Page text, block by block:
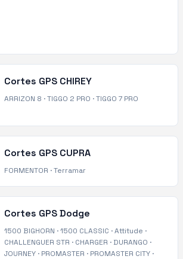
Cortes GPS CHIREY
ARRIZON 8 ·TIGGO 2 PRO ·TIGGO 7 PRO
Cortes GPS CUPRA
FORMENTOR ·Terramar
Cortes GPSDodge
1500 BIGHORN ·1500 CLASSIC ·Attitude ·
CHALLENGUER STR · CHARGER · DURANGO ·
JOURNEY · PROMASTER · PROMASTER CITY ·